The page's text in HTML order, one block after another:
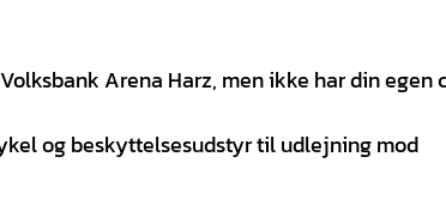
Arena Harz, men ikke har din egen
og beskyttelsesudstyr til udlejning mod